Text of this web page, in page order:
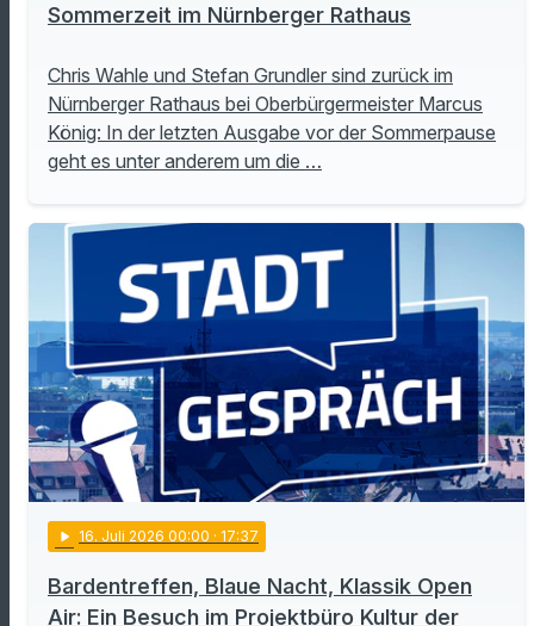
Sommerzeit im Nürnberger Rathaus
Chris Wahle und Stefan Grundler sind zurück im
Nürnberger Rathaus bei Oberbürgermeister Marcus
König: In der letzten Ausgabe vor der Sommerpause
geht es unter anderem um die …
play_arrow 16. Juli 2026 00:00 · 17:37
Bardentreffen, Blaue Nacht, Klassik Open
Air: Ein Besuch im Projektbüro Kultur der